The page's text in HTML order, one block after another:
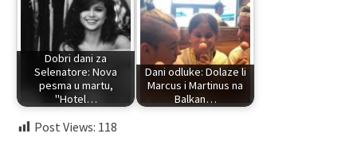
Dobri dani za
Selenatore: Nova
pesma u martu,
"Hotel…
Dani odluke: Dolaze li
Marcus i Martinus na
Balkan…
Post Views: 118